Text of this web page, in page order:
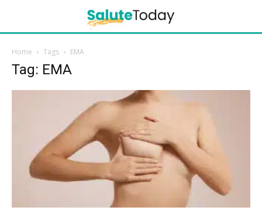
Home Tags EMA
Tag: EMA